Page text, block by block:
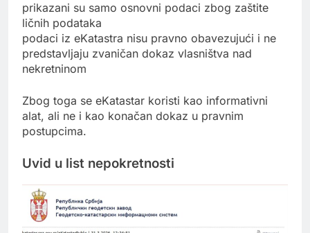
prikazani su samo osnovni podaci zbog zaštite
ličnih podataka
podaci iz eKatastra nisu pravno obavezujući i ne
predstavljaju zvaničan dokaz vlasništva nad
nekretninom
Zbog toga se eKatastar koristi kao informativni
alat, ali ne i kao konačan dokaz u pravnim
postupcima.
Uvid u list nepokretnosti